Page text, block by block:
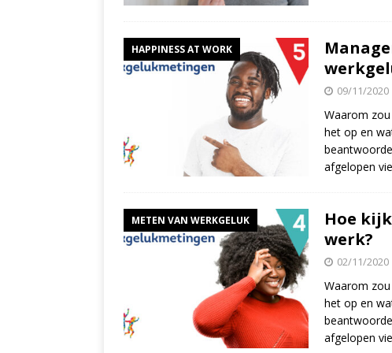
HAPPINESS AT WORK
09/11/2020
Waarom
het op en
afgelopen
METEN VAN WERKGELUK
Hoe
werk?
02/11/2020
Waarom
het op en
afgelopen